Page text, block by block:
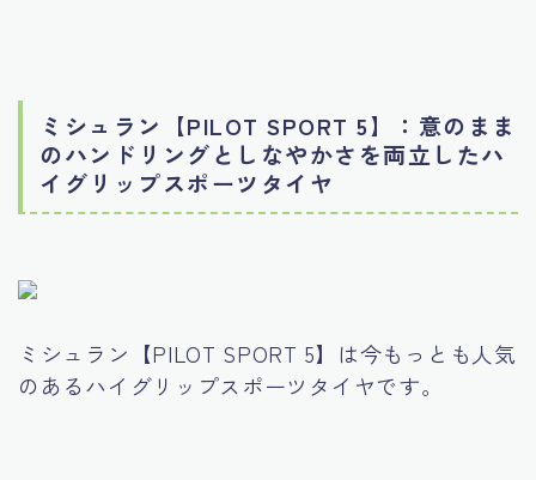
ミシュラン【PILOT SPORT 5】：意のまま
のハンドリングとしなやかさを両立したハ
イグリップスポーツタイヤ
ミシュラン【PILOT SPORT 5】は今もっとも人気
のあるハイグリップスポーツタイヤです。